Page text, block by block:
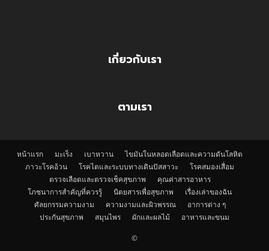
เกี่ยวกับเรา
ตามเรา
หน้าแรก มะเร็ง เบาหวาน
ไขมันในหลอดเลือดและความดันโลหิต
ภาวะโรคอ้วน
โรคไตและระบบทางเดินปัสสาวะ
โรคสมองเสื่อม
ตรวจเลือดและตรวจเช็คสุขภาพ
คุณค่าสารอาหาร
โภชนาการสำคัญที่ควรรู้
นิตยสารเพื่อสุขภาพ
เรื่องเล่าของฉัน
ศัลยกรรมความงาม
ความงามและผิวพรรณ
อาการต่าง ๆ
ประกันสุขภาพ
สมุนไพร ผักและผลไม้ อาหารและขนม
©